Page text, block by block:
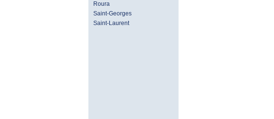
Roura
Saint-Georges
Saint-Laurent